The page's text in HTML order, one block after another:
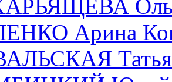
Арина